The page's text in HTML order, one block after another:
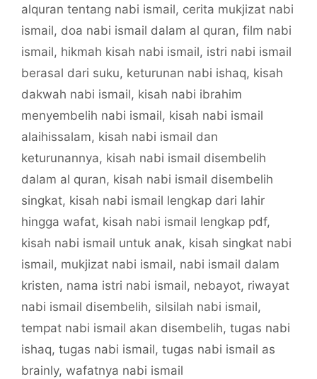
alquran tentang nabi ismail, cerita mukjizat nabi
ismail, doa nabi ismail dalam al quran, film nabi
ismail, hikmah kisah nabi ismail, istri nabi ismail
berasal dari suku, keturunan nabi ishaq, kisah
dakwah nabi ismail, kisah nabi ibrahim
menyembelih nabi ismail, kisah nabi ismail
alaihissalam, kisah nabi ismail dan
keturunannya, kisah nabi ismail disembelih
dalam al quran, kisah nabi ismail disembelih
singkat, kisah nabi ismail lengkap dari lahir
hingga wafat, kisah nabi ismail lengkap pdf,
kisah nabi ismail untuk anak, kisah singkat nabi
ismail, mukjizat nabi ismail, nabi ismail dalam
kristen, nama istri nabi ismail, nebayot, riwayat
nabi ismail disembelih, silsilah nabi ismail,
tempat nabi ismail akan disembelih, tugas nabi
ishaq, tugas nabi ismail, tugas nabi ismail as
brainly, wafatnya nabi ismail